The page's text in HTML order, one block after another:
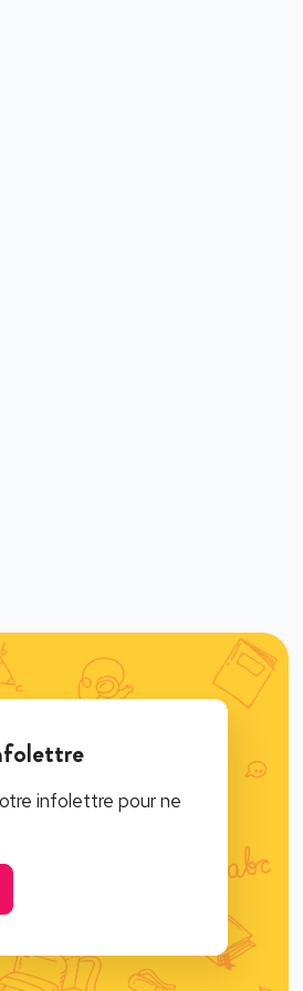
infolettre pour ne